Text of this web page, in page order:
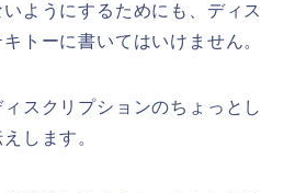
ようにするためにも、ディス
トーに書いてはいけません。
スクリプションのちょっとし
します。